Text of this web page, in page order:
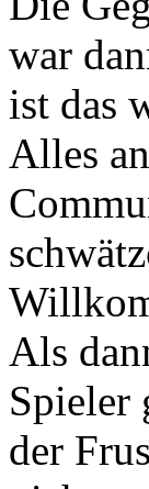
war
ist das
Alles
Als
Spieler
der